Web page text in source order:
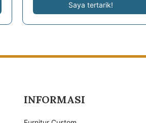
Saya tertarik!
INFORMASI